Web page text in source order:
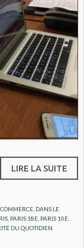
LIRE LA SUITE
COMMERCE, DANS LE
PARIS 18E PARIS 10E
DU QUOTIDIEN